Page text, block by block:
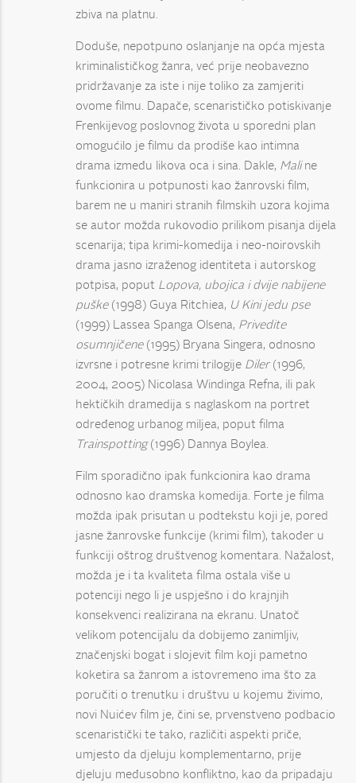
zbiva na platnu.
Doduše, nepotpuno oslanjanje na opća mjesta
kriminalističkog žanra, već prije neobavezno
pridržavanje za iste i nije toliko za zamjeriti
ovome filmu. Dapače, scenarističko potiskivanje
Frenkijevog poslovnog života u sporedni plan
omogućilo je filmu da prodiše kao intimna
drama između likova oca i sina. Dakle, Mali ne
funkcionira u potpunosti kao žanrovski film,
barem ne u maniri stranih filmskih uzora kojima
se autor možda rukovodio prilikom pisanja dijela
scenarija; tipa krimi-komedija i neo-noirovskih
drama jasno izraženog identiteta i autorskog
potpisa, poput Lopova, ubojica i dvije nabijene
puške(1998) Guya Ritchiea, U Kini jedu pse
(1999) Lassea Spanga Olsena, Privedite
osumnjičene(1995) Bryana Singera, odnosno
izvrsne i potresne krimi trilogije Diler(1996,
2004, 2005) Nicolasa Windinga Refna, ili pak
hektičkih dramedija s naglaskom na portret
određenog urbanog miljea, poput filma
Trainspotting(1996) Dannya Boylea.
Film sporadično ipak funkcionira kao drama
odnosno kao dramska komedija. Forte je filma
možda ipak prisutan u podtekstu koji je, pored
jasne žanrovske funkcije (krimi film), također u
funkciji oštrog društvenog komentara. Nažalost,
možda je i ta kvaliteta filma ostala više u
potenciji nego li je uspješno i do krajnjih
konsekvenci realizirana na ekranu. Unatoč
velikom potencijalu da dobijemo zanimljiv,
značenjski bogat i slojevit film koji pametno
koketira sa žanrom a istovremeno ima što za
poručiti o trenutku i društvu u kojemu živimo,
novi Nuićev film je, čini se, prvenstveno podbacio
scenaristički te tako, različiti aspekti priče,
umjesto da djeluju komplementarno, prije
djeluju međusobno konfliktno, kao da pripadaju